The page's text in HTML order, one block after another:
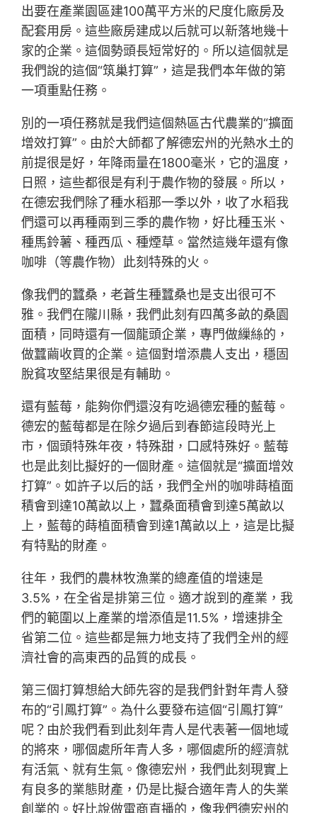
出要在產業園區建100萬平方米的尺度化廠房及
配套用房。這些廠房建成以后就可以新落地幾十
家的企業。這個勢頭長短常好的。所以這個就是
我們說的這個“筑巢打算”，這是我們本年做的第
一項重點任務。
別的一項任務就是我們這個熱區古代農業的“擴面
增效打算”。由於大師都了解德宏州的光熱水土的
前提很是好，年降雨量在1800毫米，它的溫度，
日照，這些都很是有利于農作物的發展。所以，
在德宏我們除了種水稻那一季以外，收了水稻我
們還可以再種兩到三季的農作物，好比種玉米、
種馬鈴薯、種西瓜、種煙草。當然這幾年還有像
咖啡（等農作物）此刻特殊的火。
像我們的蠶桑，老蒼生種蠶桑也是支出很可不
雅。我們在隴川縣，我們此刻有四萬多畝的桑園
面積，同時還有一個龍頭企業，專門做繅絲的，
做蠶繭收買的企業。這個對增添農人支出，穩固
脫貧攻堅結果很是有輔助。
還有藍莓，能夠你們還沒有吃過德宏種的藍莓。
德宏的藍莓都是在除夕過后到春節這段時光上
市，個頭特殊年夜，特殊甜，口感特殊好。藍莓
也是此刻比擬好的一個財產。這個就是“擴面增效
打算”。如許子以后的話，我們全州的咖啡蒔植面
積會到達10萬畝以上，蠶桑面積會到達5萬畝以
上，藍莓的蒔植面積會到達1萬畝以上，這是比擬
有特點的財產。
往年，我們的農林牧漁業的總產值的增速是
3.5%，在全省是排第三位。適才說到的產業，我
們的範圍以上產業的增添值是11.5%，增速排全
省第二位。這些都是無力地支持了我們全州的經
濟社會的高東西的品質的成長。
第三個打算想給大師先容的是我們針對年青人發
布的“引鳳打算”。為什么要發布這個“引鳳打算”
呢？由於我們看到此刻年青人是代表著一個地域
的將來，哪個處所年青人多，哪個處所的經濟就
有活氣、就有生氣。像德宏州，我們此刻現實上
有良多的業態財產，仍是比擬合適年青人的失業
創業的。好比說做電商直播的，像我們德宏州的